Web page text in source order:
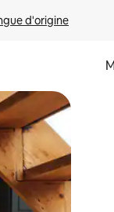
d'origine